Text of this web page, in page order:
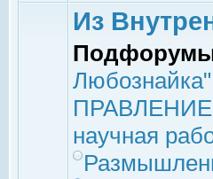
Из
Любознайка"
научная